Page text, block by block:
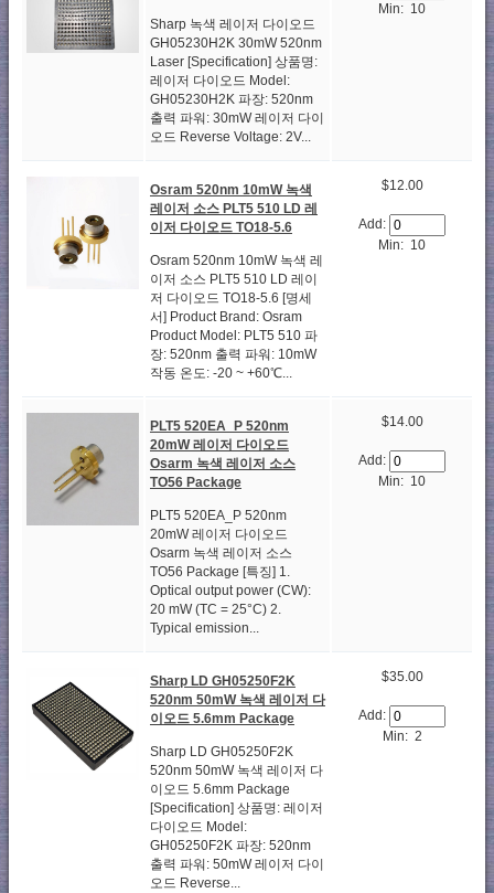
Sharp 녹색 레이저 다이오드
GH05230H2K 30mW 520nm
Laser [Specification] 상품명:
레이저 다이오드 Model:
GH05230H2K 파장: 520nm
출력 파워: 30mW 레이저 다이
오드 Reverse Voltage: 2V...
Min: 10
Osram 520nm 10mW 녹색
레이저 소스 PLT5 510 LD 레
이저 다이오드 TO18-5.6
Osram 520nm 10mW 녹색 레
이저 소스 PLT5 510 LD 레이
저 다이오드 TO18-5.6 [명세
서] Product Brand: Osram
Product Model: PLT5 510 파
장: 520nm 출력 파워: 10mW
작동 온도: -20 ~ +60℃...
$12.00
Add:
Min: 10
PLT5 520EA_P 520nm
20mW 레이저 다이오드
Osarm 녹색 레이저 소스
TO56 Package
PLT5 520EA_P 520nm
20mW 레이저 다이오드
Osarm 녹색 레이저 소스
TO56 Package [특징] 1.
Optical output power (CW):
20 mW (TC = 25°C) 2.
Typical emission...
$14.00
Add:
Min: 10
Sharp LD GH05250F2K
520nm 50mW 녹색 레이저 다
이오드 5.6mm Package
Sharp LD GH05250F2K
520nm 50mW 녹색 레이저 다
이오드 5.6mm Package
[Specification] 상품명: 레이저
다이오드 Model:
GH05250F2K 파장: 520nm
출력 파워: 50mW 레이저 다이
오드 Reverse...
$35.00
Add:
Min: 2